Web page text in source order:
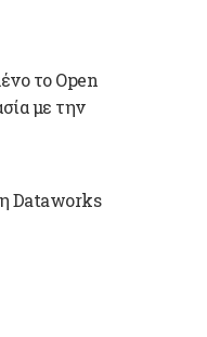
το Open
με την
Dataworks